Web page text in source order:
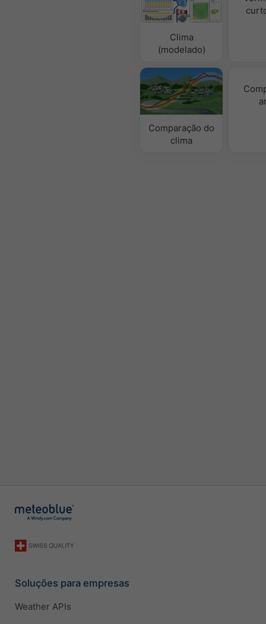
Clima
(modelado)
Comparação do
clima
Soluções para empresas
Weather APIs